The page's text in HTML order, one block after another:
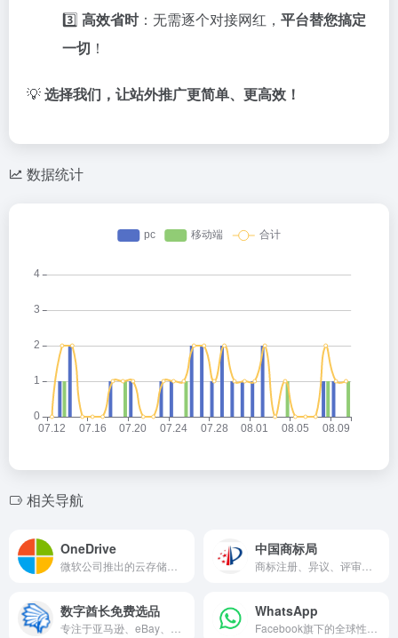
3️⃣ 高效省时：无需逐个对接网红， 平台替您搞定
一切 ！
💡选择我们，让站外推广更简单、更高效！
数据统计
相关导航
OneDrive 中国商标局
数字酋长免费选品 WhatsApp